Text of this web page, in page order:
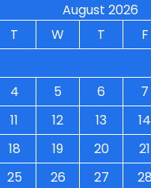
August 2026
T W T F
4 5 6 7
11 12 13 14
18 19 20 21
25 26 27 28